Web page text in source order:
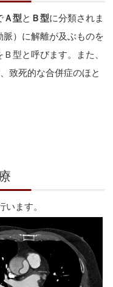
Ａ型と Ｂ型に分類されま
）に解離が及ぶものを
型と呼びます。また、
致死的な合併症のほと
ます。